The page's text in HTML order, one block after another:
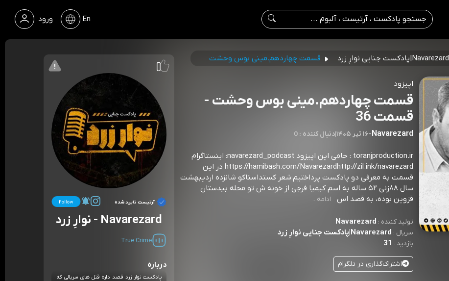
ورود En
Navarezard|پادکست جنایی نوارِ زرد قسمت چهاردهم.مینی بوس وحشت
اپیزود
قسمت چهاردهم.مینی بوس وحشت -
قسمت 36
Navarezard
-۱۶ تیر ۱۴۰۵ |0 : دنبال کننده
toranjproduction.ir : حامی این اپیزود navarezard_podcast: اینستاگرام
https://hamibash.com/Navarezardhttp://zil.ink/navarezard در این
قسمت به معرفی دو پادکست پرداختیم:شعر کستداستاکو شانزده اردیبهشت
سال ۸۸زنی ۵۲ ساله به اسم کیمیا فرجی از خونه ش تو محله بیدستان
قزوین بوده، به قصد اس
ادامه...
تولید کننده : Navarezard
سریال : Navarezard|پادکست جنایی نوارِ زرد
بازدید : 31
اشتراک‌گذاری در تلگرام
آرتیست تایید شده
Navarezard - نوارِ زرد
True Crime
درباره
پادکست نوار زرد قصد داره قتل های سریالی که